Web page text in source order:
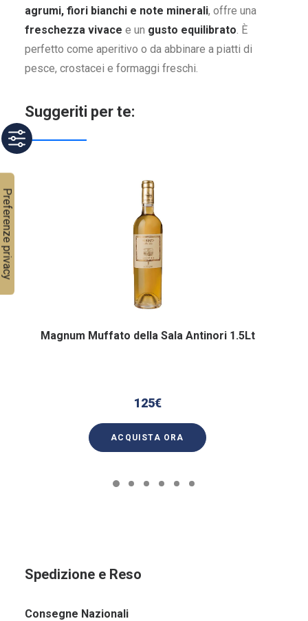
agrumi, fiori bianchi e note minerali, offre una
freschezza vivace e un gusto equilibrato. È
perfetto come aperitivo o da abbinare a piatti di
pesce, crostacei e formaggi freschi.
Suggeriti per te:
Magnum Muffato della Sala Antinori 1.5Lt
125€
ACQUISTA ORA
Spedizione e Reso
Consegne Nazionali